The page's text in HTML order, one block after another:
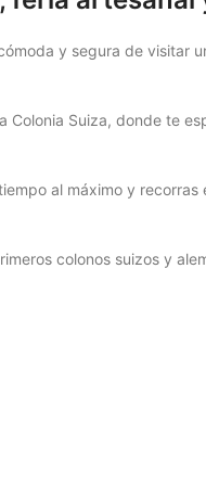
y segura de visitar
Colonia Suiza, donde te
al máximo y
colonos suizos y